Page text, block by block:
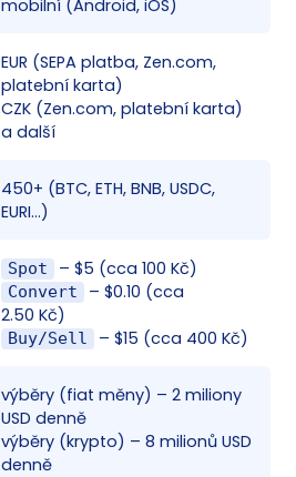
mobilní (Android, iOS)
EUR (SEPA platba, Zen.com,
platební karta)
CZK (Zen.com, platební karta)
a další
450+ (BTC, ETH, BNB, USDC,
EURI…)
Spot – $5 (cca 100 Kč)
Convert
– $0.10 (cca
2.50 Kč)
Buy/Sell – $15 (cca 400 Kč)
výběry (fiat měny) – 2 miliony
USD denně
výběry (krypto) – 8 milionů USD
denně